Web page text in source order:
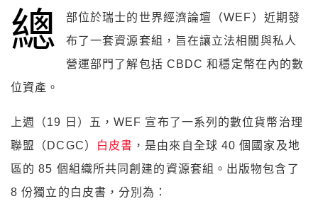
總 部位於瑞士的世界經濟論壇（WEF） 近期發
布了一套資源套組，旨在讓立法相關與私人
營運部門了解包括 CBDC 和穩定幣在內的數
位資產。
上週（19 日）五，WEF 宣布了一系列的數位貨幣治理
聯盟（DCGC）
白皮書 ，是由來自全球 40 個國家及地
區的 85 個組織所共同創建的資源套組。出版物包含了
8 份獨立的白皮書，分別為：